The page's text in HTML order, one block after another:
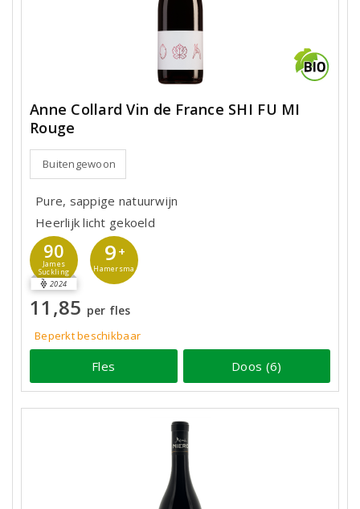
Anne Collard Vin de France SHI FU MI
Rouge
Buitengewoon
Pure, sappige natuurwijn
Heerlijk licht gekoeld
90
James
Suckling
2024
9 +
Hamersma
11,85 per fles
Beperkt beschikbaar
Fles Doos (6)